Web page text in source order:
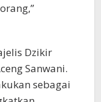
Dzikir
Sanwani.
sebagai